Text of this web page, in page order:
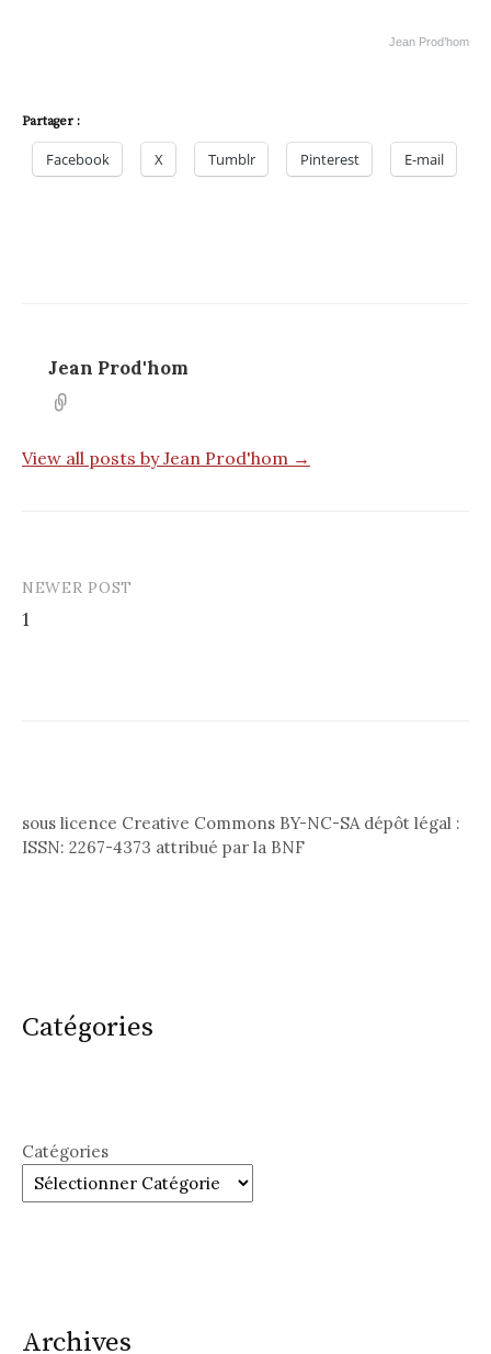
Jean Prod’hom
Partager :
Facebook X Tumblr Pinterest E-mail
Jean Prod'hom
View all posts by Jean Prod'hom →
Post
navigation
NEWER POST
1
sous licence Creative Commons BY-NC-SA dépôt légal :
ISSN: 2267-4373 attribué par la BNF
Catégories
Catégories
Archives